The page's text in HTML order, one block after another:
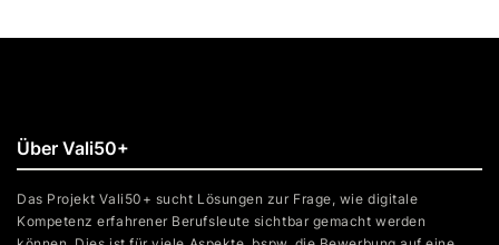
Über Vali50+
Das Projekt Vali50+ sucht Lösungen zur Frage, wie digitale
Kompetenz erfahrener Berufsleute sichtbar gemacht werden